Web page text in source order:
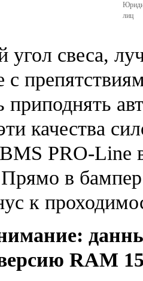
лиц
угол свеса,
с
приподнять
качества
PRO-Line
в
к
RAM